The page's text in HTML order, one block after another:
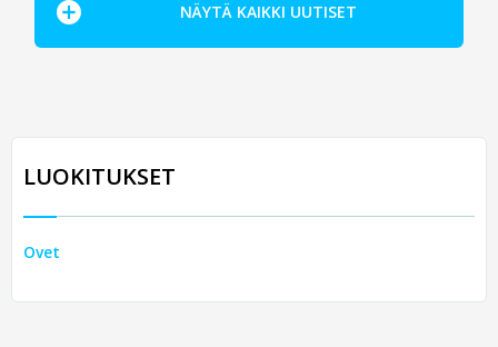
NÄYTÄ KAIKKI UUTISET
LUOKITUKSET
Ovet